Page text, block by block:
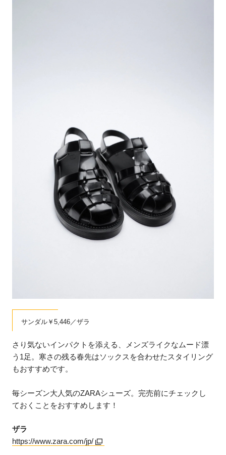
サンダル￥5,446／ザラ
さり気ないインパクトを添える、メンズライクなムード漂
う1足。寒さの残る春先はソックスを合わせたスタイリング
もおすすめです。
毎シーズン大人気のZARAシューズ。完売前にチェックし
ておくことをおすすめします！
ザラ
https://www.zara.com/jp/